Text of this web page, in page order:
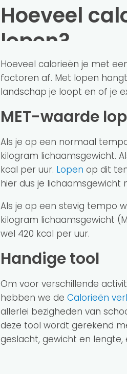
Hoeveel
lopen?
Hoeveel calorieën je met
factoren af. Met lopen
landschap je loopt en of je
MET-waarde
Als je op een normaal
kilogram lichaamsgewicht.
kcal per uur. Lopen op dit
hier dus je lichaamsgewicht
Als je op een stevig tempo
kilogram lichaamsgewicht
wel 420 kcal per uur.
Handige tool
Om voor verschillende
hebben we de Calorieën
allerlei bezigheden van
deze tool wordt gerekend
geslacht, gewicht en lengte,